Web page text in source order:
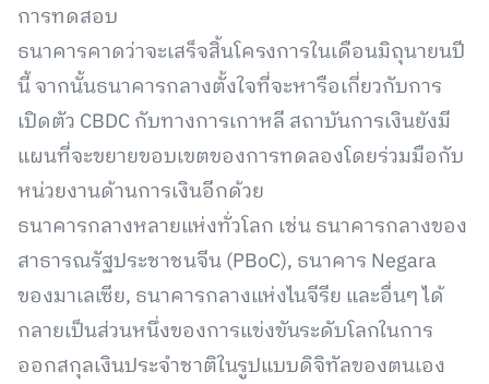
การทดสอบ
ธนาคารคาดว่าจะเสร็จสิ้นโครงการในเดือนมิถุนายนปี
นี้ จากนั้นธนาคารกลางตั้งใจที่จะหารือเกี่ยวกับการ
เปิดตัว CBDC กับทางการเกาหลี สถาบันการเงินยังมี
แผนที่จะขยายขอบเขตของการทดลองโดยร่วมมือกับ
หน่วยงานด้านการเงินอีกด้วย
ธนาคารกลางหลายแห่งทั่วโลก เช่น ธนาคารกลางของ
สาธารณรัฐประชาชนจีน (PBoC), ธนาคาร Negara
ของมาเลเซีย, ธนาคารกลางแห่งไนจีรีย และอื่นๆ ได้
กลายเป็นส่วนหนึ่งของการแข่งขันระดับโลกในการ
ออกสกุลเงินประจำชาติในรูปแบบดิจิทัลของตนเอง